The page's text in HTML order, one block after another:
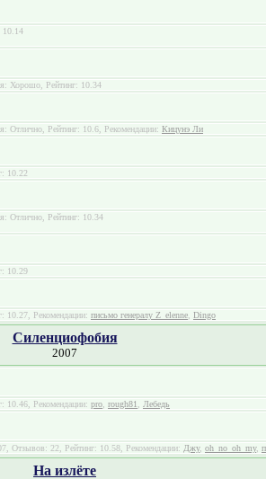
10.14
Хорошо, Рейтинг: 10.34
Рейтинг: 10.6, Рекомендации: Кицунэ Ли
10.22
Отлично, Рейтинг: 10.34
10.29
10.27, Рекомендации: письмо генералу Z_elenne, Dingo
Силенциофобия
2007
10.46, Рекомендации: pro, rough81, Лебедь
Отзывов: 22, Рейтинг: 10.58, Рекомендации: Джу, oh_no_oh_my,
На излёте